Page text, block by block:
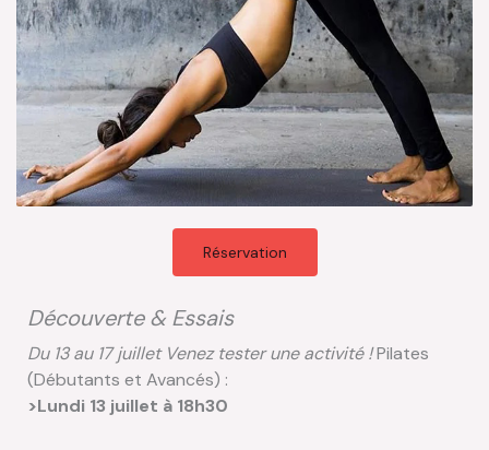
Réservation
Découverte & Essais
Du 13 au 17 juillet Venez tester une activité !Pilates
(Débutants et Avancés) :
>Lundi 13 juillet à 18h30